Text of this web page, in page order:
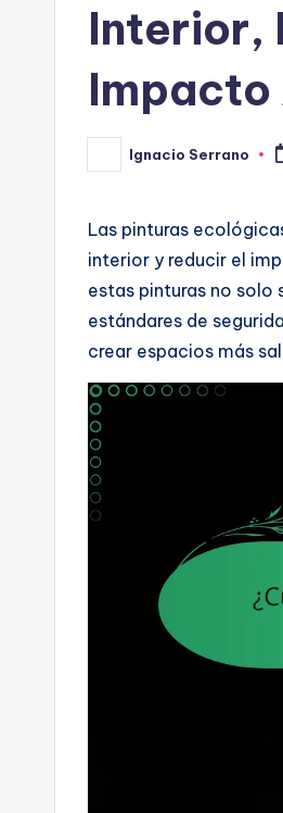
Interior,
Impacto
Posted
by
Ignacio Serrano
Las pinturas
interior y reducir el
estas pinturas no solo
estándares de
crear espacios más